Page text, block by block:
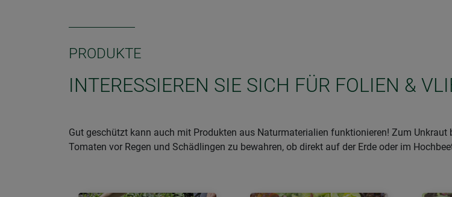
PRODUKTE
INTERESSIEREN SIE SICH FÜR FOLIEN &
Gut geschützt kann auch mit Produkten aus Naturmaterialien funktionieren! Zum
Tomaten vor Regen und Schädlingen zu bewahren, ob direkt auf der Erde oder im